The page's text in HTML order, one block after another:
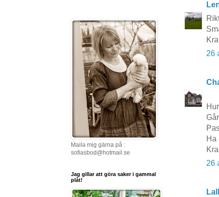
26
Ha
26
Maila mig gärna på :
sofiasbod@hotmail.se
Jag gillar att göra saker i gammal
plåt!